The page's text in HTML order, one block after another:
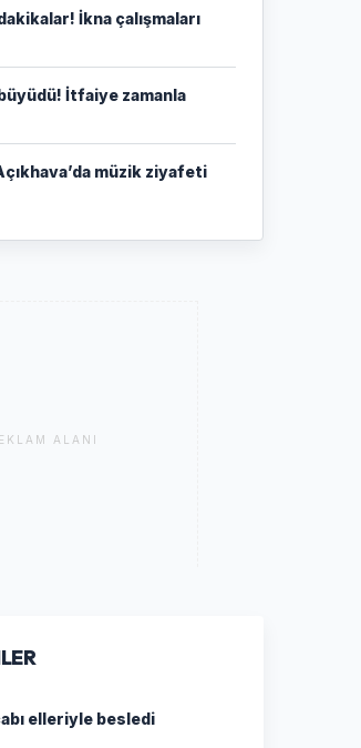
İkna çalışmaları
İtfaiye zamanla
müzik ziyafeti
ALANI
elleriyle besledi